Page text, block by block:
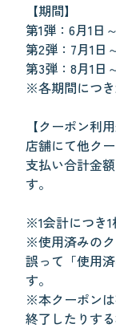
【期間】
第1弾：6月1日
第2弾：7月1日
第3弾：8月1日
※各期間につき
【クーポン利用
店舗にて他ク
支払い合計金
す。
※1会計につき1
※使用済みの
誤って「使用
す。
※本クーポン
終了したりす